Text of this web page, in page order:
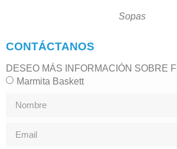
Sopas
CONTÁCTANOS
DESEO MÁS INFORMACIÓN SOBRE
Marmita Baskett